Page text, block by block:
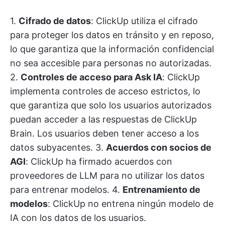
1. Cifrado de datos: ClickUp utiliza el cifrado
para proteger los datos en tránsito y en reposo,
lo que garantiza que la información confidencial
no sea accesible para personas no autorizadas.
2. Controles de acceso para Ask IA: ClickUp
implementa controles de acceso estrictos, lo
que garantiza que solo los usuarios autorizados
puedan acceder a las respuestas de ClickUp
Brain. Los usuarios deben tener acceso a los
datos subyacentes. 3. Acuerdos con socios de
AGI: ClickUp ha firmado acuerdos con
proveedores de LLM para no utilizar los datos
para entrenar modelos. 4. Entrenamiento de
modelos: ClickUp no entrena ningún modelo de
IA con los datos de los usuarios.